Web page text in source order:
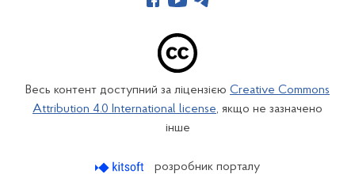
Весь контент доступний за ліцензією Creative Commons
Attribution 4.0 International license, якщо не зазначено
інше
розробник порталу